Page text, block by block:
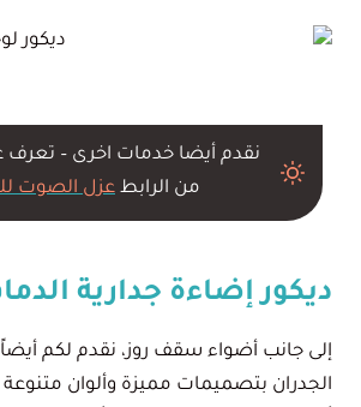
نقدم أيضا خدمات اخرى – تعرف
من الرابط عزل الصوت
ديكور إضاءة جدارية
إلى جانب أضواء سقف روز، نقدم لكم
الجدران بتصميمات مميزة وألوان